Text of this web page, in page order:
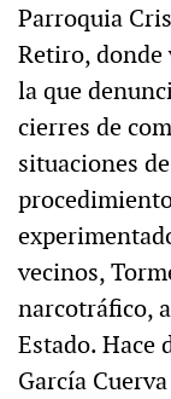
Parroquia
Retiro, donde
la que
cierres de
situaciones
vecinos,
narcotráfico,
Estado. Hace
García